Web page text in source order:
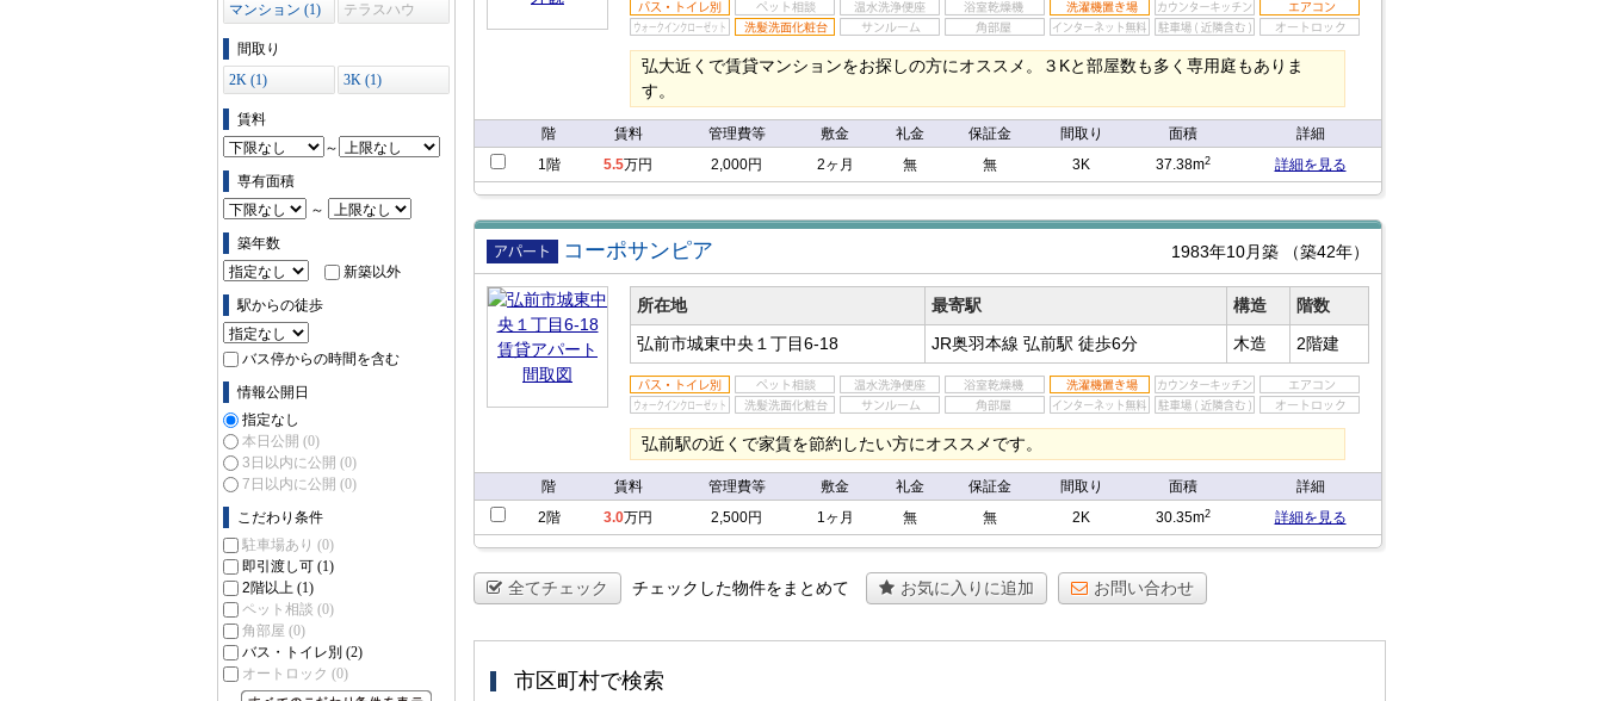
マンション (1)
テラスハウ
間取り
2K (1)
3K (1)
賃料
～
専有面積
～
築年数
新築以外
駅からの徒歩
バス停からの時間を含む
情報公開日
指定なし
本日公開 (0)
3日以内に公開 (0)
7日以内に公開 (0)
こだわり条件
駐車場あり (0)
即引渡し可 (1)
2階以上 (1)
ペット相談 (0)
角部屋 (0)
バス・トイレ別 (2)
オートロック (0)
弘大近くで賃貸マンションをお探しの方にオススメ。３Kと部屋数も多く専用庭もありま
す。
階 賃料 管理費等 敷金 礼金 保証金 間取り 面積
詳細
1階
5.5万円 2,000円 2ヶ月 無 無 3K 37.38m2 詳細を見る
賃貸アパ
ート
コーポサンピア 1983年10月築 （築42年）
所在地 最寄駅 構造
階数
弘前市城東中央１丁目6-18
JR奥羽本線 弘前駅 徒歩6分 木造 2階建
弘前駅の近くで家賃を節約したい方にオススメです。
階 賃料 管理費等 敷金 礼金 保証金 間取り 面積
詳細
2階
3.0万円 2,500円 1ヶ月 無 無 2K 30.35m2 詳細を見る
全てチェック チェックした物件をまとめて お気に入りに追加 お問い合わせ
市区町村で検索